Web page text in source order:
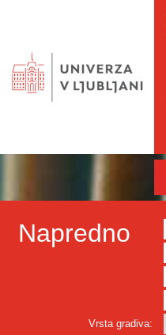
Napredno
Vrsta gradiva: